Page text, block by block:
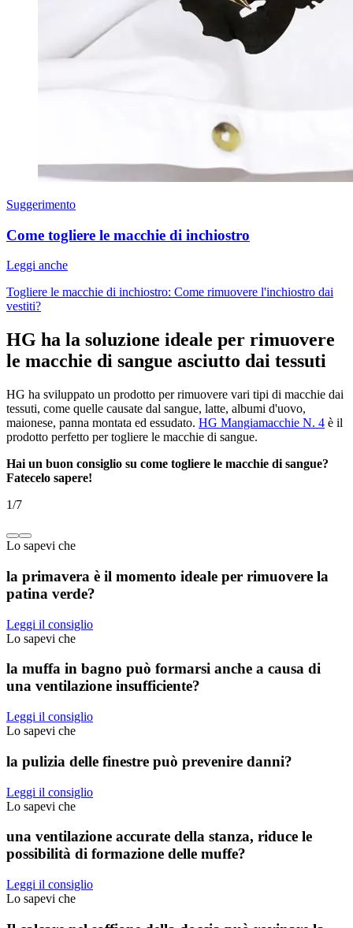
Suggerimento
Come togliere le macchie di inchiostro
Leggi anche
Togliere le macchie di inchiostro: Come rimuovere l'inchiostro dai
vestiti?
HG ha la soluzione ideale per rimuovere
le macchie di sangue asciutto dai tessuti
HG ha sviluppato un prodotto per rimuovere vari tipi di macchie dai
tessuti, come quelle causate dal sangue, latte, albumi d'uovo,
maionese, panna montata ed essudato. HG Mangiamacchie N. 4 è il
prodotto perfetto per togliere le macchie di sangue.
Hai un buon consiglio su come togliere le macchie di sangue?
Fatecelo sapere!
1/7
Lo sapevi che
la primavera è il momento ideale per rimuovere la
patina verde?
Leggi il consiglio
Lo sapevi che
la muffa in bagno può formarsi anche a causa di
una ventilazione insufficiente?
Leggi il consiglio
Lo sapevi che
la pulizia delle finestre può prevenire danni?
Leggi il consiglio
Lo sapevi che
una ventilazione accurate della stanza, riduce le
possibilità di formazione delle muffe?
Leggi il consiglio
Lo sapevi che